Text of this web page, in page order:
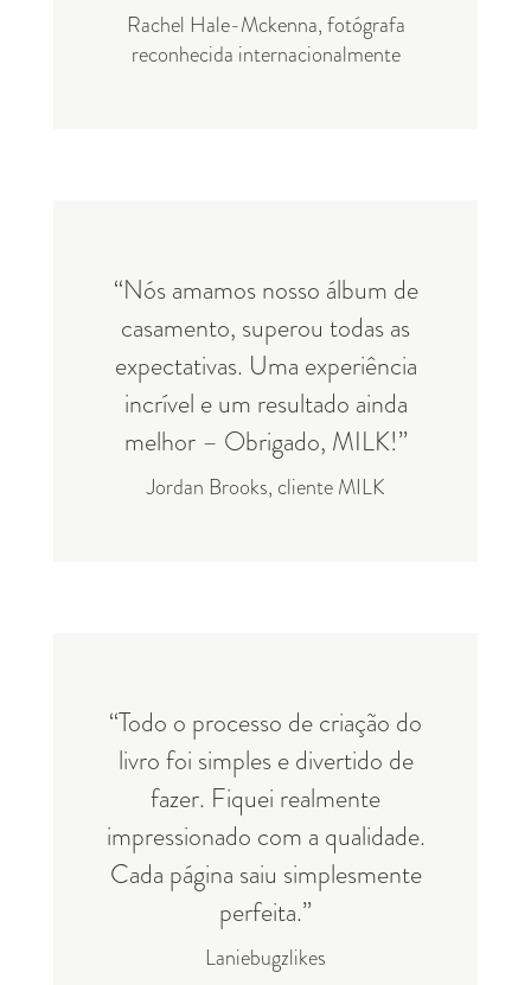
Rachel Hale-Mckenna, fotógrafa
reconhecida internacionalmente
“Nós amamos nosso álbum de
casamento, superou todas as
expectativas. Uma experiência
incrível e um resultado ainda
melhor – Obrigado, MILK!”
Jordan Brooks, cliente MILK
“Todo o processo de criação do
livro foi simples e divertido de
fazer. Fiquei realmente
impressionado com a qualidade.
Cada página saiu simplesmente
perfeita.”
Laniebugzlikes